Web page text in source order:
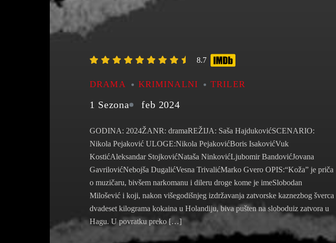
8.7
DRAMA KRIMINALNI TRILER
1 Sezona feb 2024
GODINA: 2024ŽANR: dramaREŽIJA: Saša HajdukovićSCENARIO:
Nikola Pejaković ULOGE:Nikola PejakovićBoris IsakovićVuk
KostićAleksandar StojkovićNataša NinkovićLjubomir BandovićJovana
GavrilovićNebojša DugalićVesna TrivalićMarko Gvero OPIS:“Koža” je priča
o muzičaru, bivšem narkomanu i dileru droge kome je imeSlobodan
Milošević i koji, nakon višegodišnjeg izdržavanja zatvorske kaznezbog šverca
dvadeset kilograma kokaina u Holandiju, biva pušten na sloboduiz zatvora u
Hagu. U povratku preko […]